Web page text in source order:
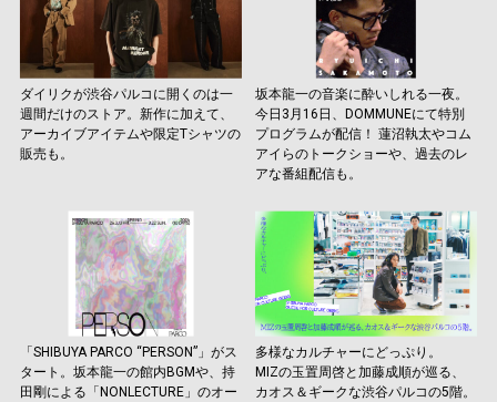
ダイリクが渋谷パルコに開くのは一
週間だけのストア。新作に加えて、
アーカイブアイテムや限定Tシャツの
販売も。
坂本龍一の音楽に酔いしれる一夜。
今日3月16日、DOMMUNEにて特別
プログラムが配信！ 蓮沼執太やコム
アイらのトークショーや、過去のレ
アな番組配信も。
「SHIBUYA PARCO “PERSON”」がス
タート。坂本龍一の館内BGMや、持
田剛による「NONLECTURE」のオー
多様なカルチャーにどっぷり。
MIZの玉置周啓と加藤成順が巡る、
カオス＆ギークな渋谷パルコの5階。